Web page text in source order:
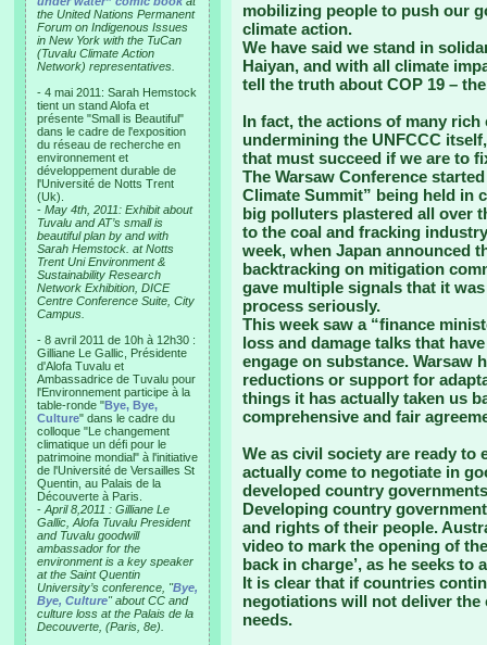
the United Nations Permanent
Forum on Indigenous Issues
in New York with the TuCan
(Tuvalu Climate Action
Network) representatives.
- 4 mai 2011: Sarah Hemstock
tient un stand Alofa et
présente "Small is Beautiful"
dans le cadre de l'exposition
du réseau de recherche en
environnement et
développement durable de
l'Université de Notts Trent
(Uk).
- May 4th, 2011: Exhibit about
Tuvalu and AT’s small is
beautiful plan by and with
Sarah Hemstock. at Notts
Trent Uni Environment &
Sustainability Research
Network Exhibition, DICE
Centre Conference Suite, City
Campus.
- 8 avril 2011 de 10h à 12h30 :
Gilliane Le Gallic, Présidente
d'Alofa Tuvalu et
Ambassadrice de Tuvalu pour
l'Environnement participe à la
table-ronde "Bye, Bye,
Culture" dans le cadre du
colloque "Le changement
climatique un défi pour le
patrimoine mondial" à l'initiative
de l'Université de Versailles St
Quentin, au Palais de la
Découverte à Paris.
- April 8,2011 : Gilliane Le
Gallic, Alofa Tuvalu President
and Tuvalu goodwill
ambassador for the
environment is a key speaker
at the Saint Quentin
University’s conference, "Bye,
Bye, Culture" about CC and
culture loss at the Palais de la
Decouverte, (Paris, 8e).
mobilizing people to push our
climate action.
We have said we stand in
Haiyan, and with all climate
tell the truth about COP 19 –
In fact, the actions of many
undermining the UNFCCC
that must succeed if we are to
The Warsaw Conference
Climate Summit” being held in
big polluters plastered all over
to the coal and fracking
week, when Japan announced
backtracking on mitigation
gave multiple signals that it
process seriously.
This week saw a “finance
loss and damage talks that
engage on substance. Warsaw
reductions or support for
things it has actually taken us
comprehensive and fair
We as civil society are ready to
actually come to negotiate in
developed country
Developing country
and rights of their people.
video to mark the opening of
back in charge’, as he seeks to
It is clear that if countries
negotiations will not deliver
needs.